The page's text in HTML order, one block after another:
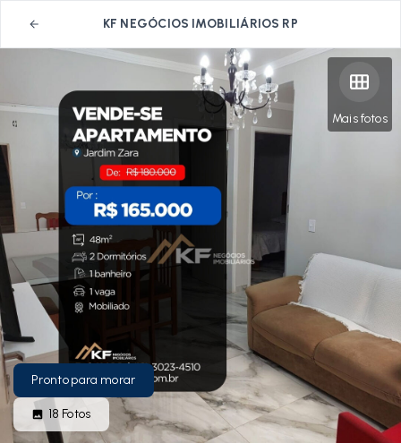
KF NEGÓCIOS IMOBILIÁRIOS RP
Mais fotos
Pronto para morar
18 Fotos